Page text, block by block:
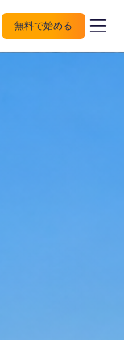
無料で始める